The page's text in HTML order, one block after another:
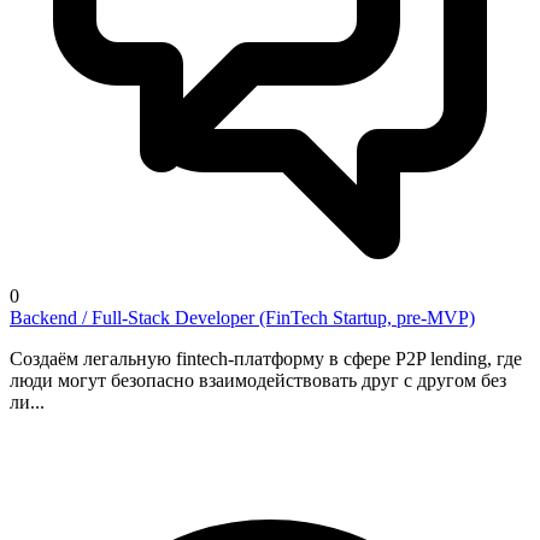
0
Backend / Full-Stack Developer (FinTech Startup, pre-MVP)
Создаём легальную fintech-платформу в сфере P2P lending, где
люди могут безопасно взаимодействовать друг с другом без
ли...